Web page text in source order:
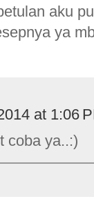
aku
ya
at 1:06
coba ya..:)